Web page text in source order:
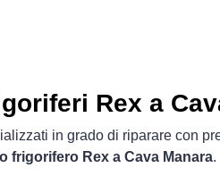
Rex a
in grado di riparare con
frigorifero Rex a Cava Manara.